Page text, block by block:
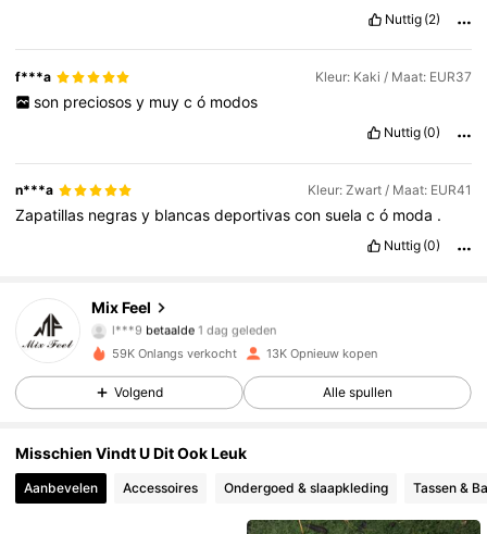
Nuttig (2)
f***a Kleur: Kaki / Maat: EUR37
son preciosos y muy c ó modos
Nuttig (0)
n***a Kleur: Zwart / Maat: EUR41
Zapatillas negrasy blancasdeportivasconsuelacó moda .
Nuttig (0)
Mix Feel
4.88
7.7K Volgers
l***9 betaalde 1 dag geleden
4.88 7.7K Volgers
4.88 7.7K Volgers
59K Onlangs verkocht 13K Opnieuw kopen
Volgend Alle spullen
Misschien Vindt U Dit Ook Leuk
Aanbevelen Accessoires Ondergoed & slaapkleding Tassen &